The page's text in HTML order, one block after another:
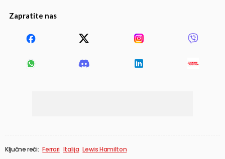
Zapratite nas
Ključne reči: Ferrari Italija Lewis Hamilton